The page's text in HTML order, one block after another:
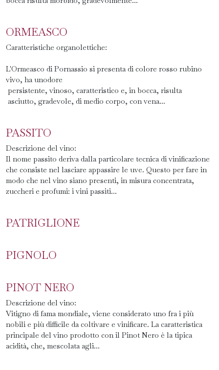
ORMEASCO
Caratteristiche organolettiche:
L'Ormeasco di Pornassio si presenta di colore rosso rubino
vivo, ha unodore
persistente, vinoso, caratteristico e, in bocca, risulta
asciutto, gradevole, di medio corpo, con vena...
PASSITO
Descrizione del vino:
Il nome passito deriva dalla particolare tecnica di vinificazione
che consiste nel lasciare appassire le uve. Questo per fare in
modo che nel vino siano presenti, in misura concentrata,
zuccheri e profumi: i vini passiti...
PATRIGLIONE
PIGNOLO
PINOT NERO
Descrizione del vino:
Vitigno di fama mondiale, viene considerato uno fra i più
nobili e più difficile da coltivare e vinificare. La caratteristica
principale del vino prodotto con il Pinot Nero è la tipica
acidità, che, mescolata agli...